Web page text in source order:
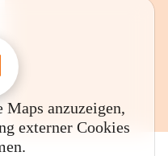
anzuzeigen,
externer Cookies